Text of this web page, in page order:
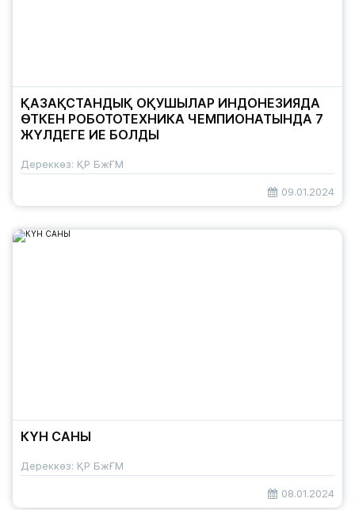
ҚАЗАҚСТАНДЫҚ ОҚУШЫЛАР ИНДОНЕЗИЯДА
ӨТКЕН РОБОТОТЕХНИКА ЧЕМПИОНАТЫНДА 7
ЖҮЛДЕГЕ ИЕ БОЛДЫ
Дереккөз: ҚР БжҒМ
09.01.2024
КҮН САНЫ
Дереккөз: ҚР БжҒМ
08.01.2024